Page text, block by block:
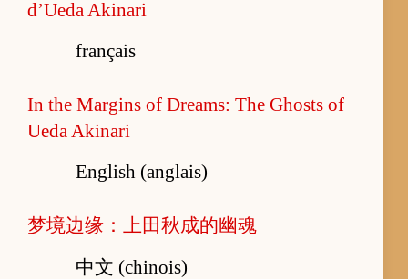
d’Ueda Akinari
français
In the Margins of Dreams: The Ghosts of
Ueda Akinari
English (anglais)
梦境边缘：上田秋成的幽魂
中文 (chinois)